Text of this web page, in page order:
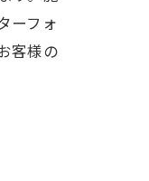
ーフォ
客様の